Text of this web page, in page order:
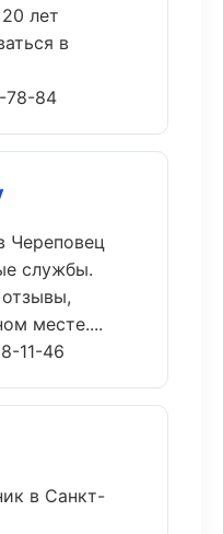
лет
в
78-84
Череповец
службы.
месте....
11-46
в Санкт-